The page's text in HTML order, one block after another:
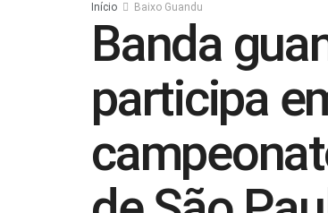
Início Baixo Guandu
Banda
participa